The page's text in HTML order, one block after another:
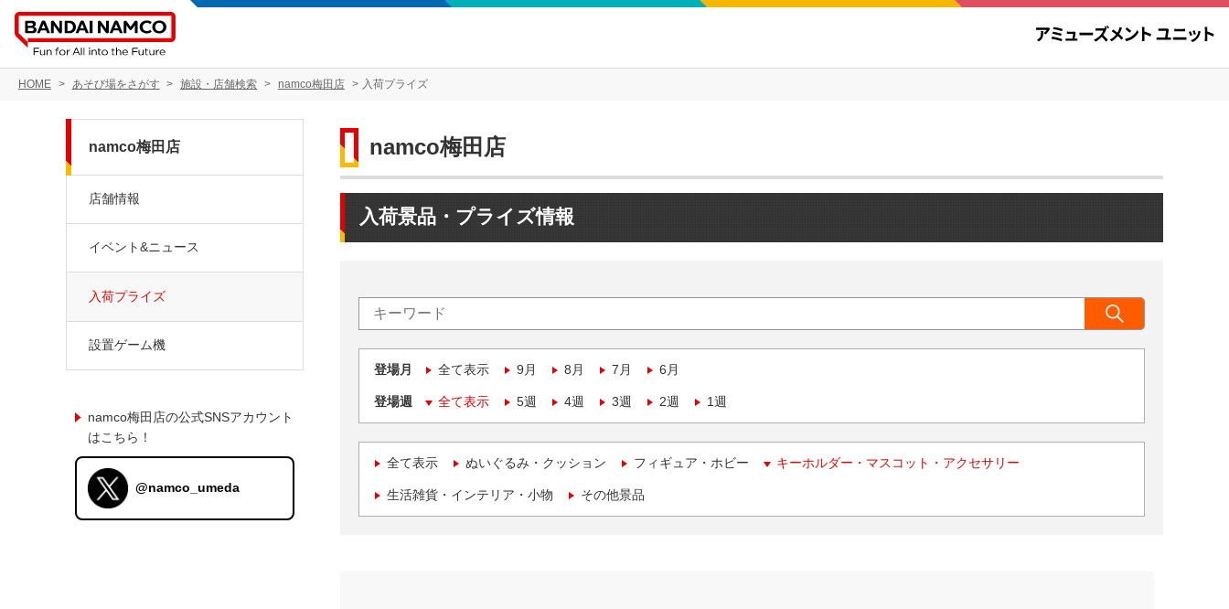
HOME あそび場をさがす 施設・店舗検索 namco梅田店 入荷プライズ
namco梅田店
入荷景品・プライズ情報
登場月 全て表示 9月 8月 7月 6月
登場週 全て表示 5週 4週 3週 2週 1週
全て表示 ぬいぐるみ・クッション フィギュア・ホビー キーホルダー・マスコット・アクセサリー
生活雑貨・インテリア・小物 その他景品
namco梅田店
店舗情報
イベント&ニュース
入荷プライズ
設置ゲーム機
namco梅田店の公式SNSアカウント
はこちら！
@namco_umeda